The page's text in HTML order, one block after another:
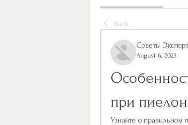
Back
Советы
August 6, 2023
при
Узнайте о правильном